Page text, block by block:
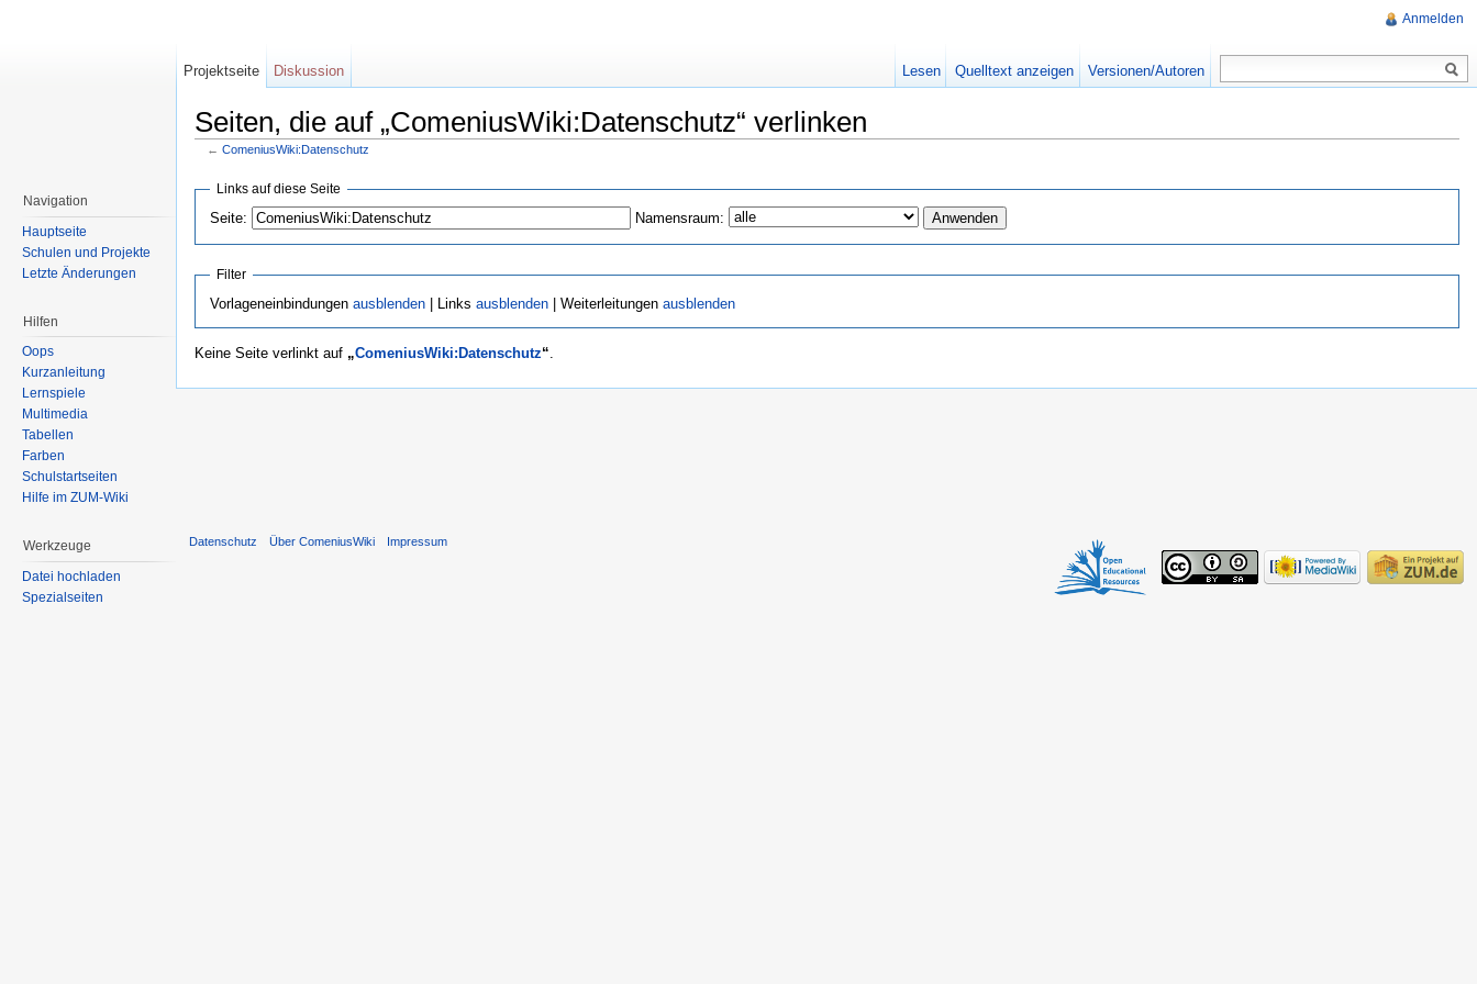
Seiten, die auf „ComeniusWiki:Datenschutz“ verlinken
← ComeniusWiki:Datenschutz
Links auf diese Seite
Seite: Namensraum:
Filter
Vorlageneinbindungen ausblenden| Links ausblenden| Weiterleitungen ausblenden
Keine Seite verlinkt auf „ComeniusWiki:Datenschutz“.
Anmelden
Projektseite Diskussion Lesen Quelltext anzeigen Versionen/Autoren
Navigation
Hauptseite
Schulen und Projekte
Letzte Änderungen
Hilfen
Oops
Kurzanleitung
Lernspiele
Multimedia
Tabellen
Farben
Schulstartseiten
Hilfe im ZUM-Wiki
Werkzeuge
Datei hochladen
Spezialseiten
Datenschutz Über ComeniusWiki Impressum